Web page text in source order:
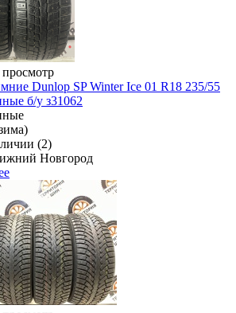
Dunlop SP Winter Ice 01 R18 235/55
б/у з31062
(2)
Новгород